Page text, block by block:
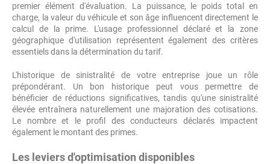
premier élément d'évaluation. La puissance, le poids total en
charge, la valeur du véhicule et son âge influencent directement le
calcul de la prime. L'usage professionnel déclaré et la zone
géographique d'utilisation représentent également des critères
essentiels dans la détermination du tarif.
L'historique de sinistralité de votre entreprise joue un rôle
prépondérant. Un bon historique peut vous permettre de
bénéficier de réductions significatives, tandis qu'une sinistralité
élevée entraînera naturellement une majoration des cotisations.
Le nombre et le profil des conducteurs déclarés impactent
également le montant des primes.
Les leviers d'optimisation disponibles